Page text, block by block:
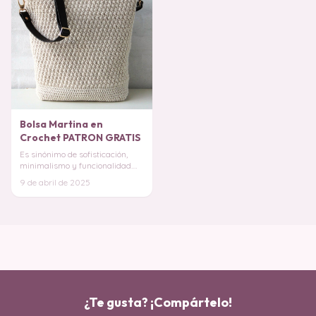
Bolsa Martina en
Crochet PATRON GRATIS
Es sinónimo de sofisticación,
minimalismo y funcionalidad.
casuales ha
9 de abril de 2025
¿Te gusta? ¡Compártelo!